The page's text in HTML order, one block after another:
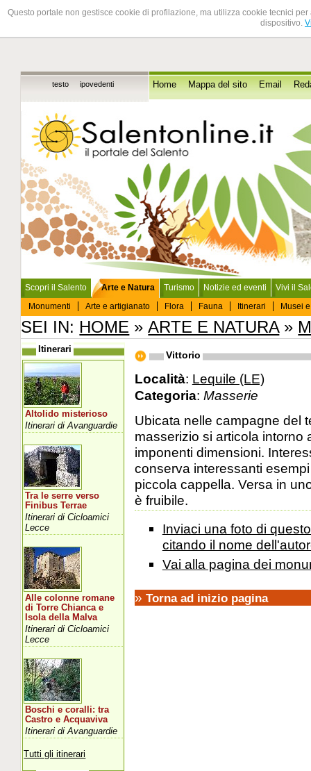
Questo portale non gestisce cookie di profilazione, ma utilizza cookie tecnici
dispositivo.
testo ipovedenti Home Mappa del sito Email
Scopri il Salento
Arte e Natura
Monumenti
Arte e artigianato Flora Fauna Itinerari Musei
Turismo Notizie ed eventi Vivi il
SEI IN: HOME »ARTE E NATURA»
Vittorio
Località: Lequile (LE)
Categoria: Masserie
Ubicata nelle campagne del
masserizio si articola intorno
imponenti dimensioni.
conserva interessanti
piccola cappella. Versa in
è fruibile.
Inviaci una foto di
citando il nome
Vai alla pagina dei
» Torna ad inizio pagina
Itinerari
Altolido misterioso
Itinerari di Avanguardie
Tra le serre verso
Finibus Terrae
Itinerari di Cicloamici
Lecce
Alle colonne romane
di Torre Chianca e
Isola della Malva
Itinerari di Cicloamici
Lecce
Boschi e coralli: tra
Castro e Acquaviva
Itinerari di Avanguardie
Tutti gli itinerari